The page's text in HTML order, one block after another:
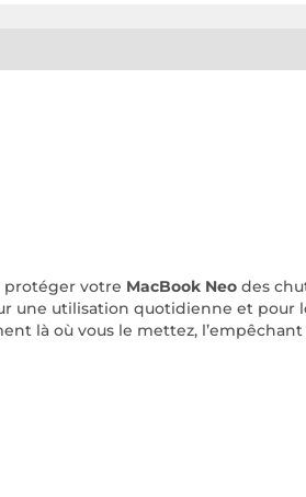
protéger votre MacBook Neo des
une utilisation quotidienne et pour
là où vous le mettez,